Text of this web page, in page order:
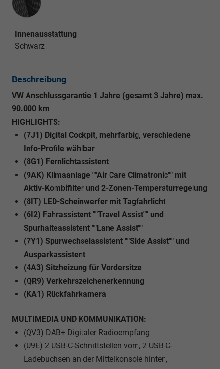
Innenausstattung
Schwarz
Beschreibung
VW Anschlussgarantie 1 Jahre (gesamt 3 Jahre) max.
90.000 km
HIGHLIGHTS:
(7J1) Digital Cockpit, mehrfarbig, verschiedene
Info-Profile wählbar
(8G1) Fernlichtassistent
(9AK) Klimaanlage ""Air Care Climatronic"" mit
Aktiv-Kombifilter und 2-Zonen-Temperaturregelung
(8IT) LED-Scheinwerfer mit Tagfahrlicht
(6I2) Fahrassistent ""Travel Assist"" und
Spurhalteassistent ""Lane Assist""
(7Y1) Spurwechselassistent ""Side Assist"" und
Ausparkassistent
(4A3) Sitzheizung für Vordersitze
(QR9) Verkehrszeichenerkennung
(KA1) Rückfahrkamera
MULTIMEDIA UND KOMMUNIKATION:
(QV3) DAB+ Digitaler Radioempfang
(U9E) 2 USB-C-Schnittstellen vorn, 2 USB-C-
Ladebuchsen an der Mittelkonsole hinten,